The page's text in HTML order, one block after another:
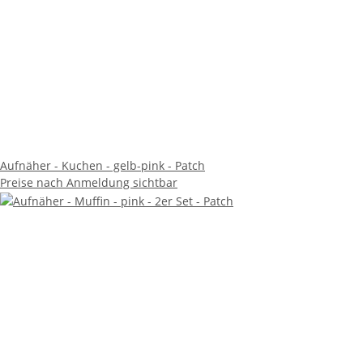
Aufnäher - Kuchen - gelb-pink - Patch
Preise nach Anmeldung sichtbar